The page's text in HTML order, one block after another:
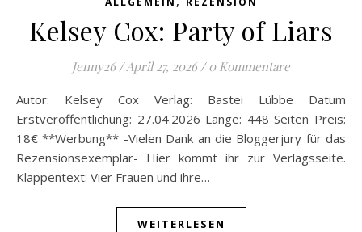
Kelsey Cox: Party of Liars
Jenny26 /April 27, 2026 / 0 Kommentare
Autor: Kelsey Cox Verlag: Bastei Lübbe Datum
Erstveröffentlichung: 27.04.2026 Länge: 448 Seiten Preis:
18€ **Werbung** -Vielen Dank an die Bloggerjury für das
Rezensionsexemplar- Hier kommt ihr zur Verlagsseite.
Klappentext: Vier Frauen und ihre…
WEITERLESEN